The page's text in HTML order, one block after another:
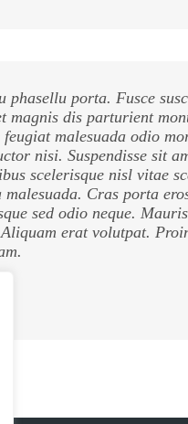
phasellu porta. Fusce
magnis dis parturient
malesuada odio
nisi. Suspendisse sit
scelerisque nisl vitae
Cras porta
sed odio neque.
erat volutpat.